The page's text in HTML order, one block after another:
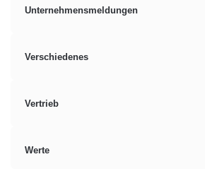
Unternehmensmeldungen
Verschiedenes
Vertrieb
Werte